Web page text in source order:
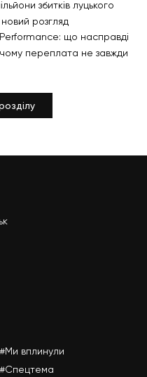
збитків луцького
розгляд
що насправді
переплата не завжди
#Ми вплинули
#Спецтема